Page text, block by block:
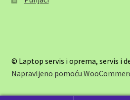
© Laptop servis i oprema, servis i
Napravljeno pomoću